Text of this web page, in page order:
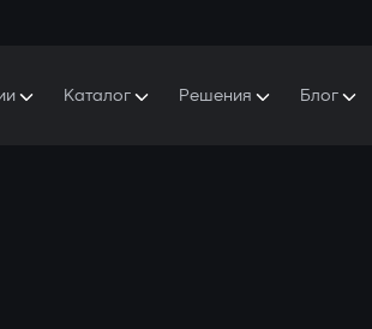
Каталог Решения Блог